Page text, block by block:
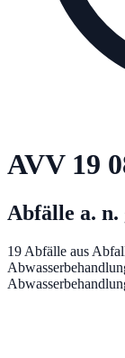
AVV 19
Abfälle a. n.
19 Abfälle aus